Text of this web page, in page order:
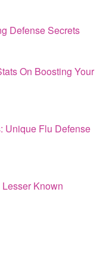
Defense Secrets
On Boosting Your
Unique Flu Defense
Known